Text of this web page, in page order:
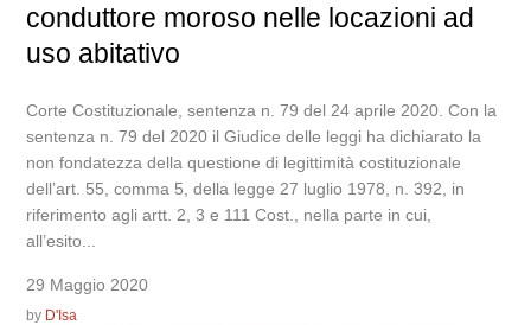
conduttore moroso nelle locazioni ad
uso abitativo
Corte Costituzionale, sentenza n. 79 del 24 aprile 2020. Con la
sentenza n. 79 del 2020 il Giudice delle leggi ha dichiarato la
non fondatezza della questione di legittimità costituzionale
dell’art. 55, comma 5, della legge 27 luglio 1978, n. 392, in
riferimento agli artt. 2, 3 e 111 Cost., nella parte in cui,
all’esito...
29 Maggio 2020
by D'Isa